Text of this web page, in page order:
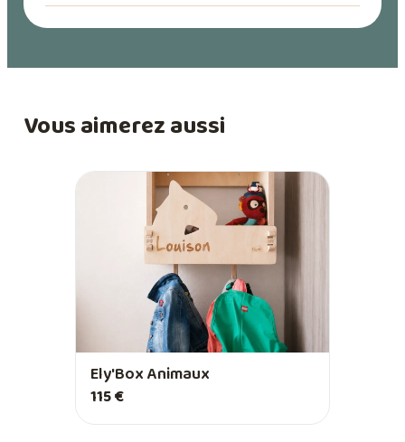
Vous aimerez aussi
Ely'Box Animaux
115 €